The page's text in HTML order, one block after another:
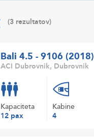
(3 rezultatov)
Bali 4.5 - 9106 (2018)
ACI Dubrovnik, Dubrovnik
Kapaciteta
12 pax
Kabine
4